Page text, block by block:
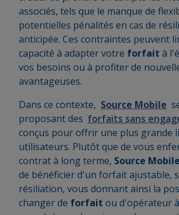
associés, tels que le manque de
potentielles pénalités en cas de
anticipée. Ces contraintes peuvent
capacité à adapter votre forfait à
vos besoins ou à profiter de
avantageuses.
Dans ce contexte, Source Mobile
proposant des forfaits sans
conçus pour offrir une plus grande
utilisateurs. Plutôt que de vous
contrat à long terme, Source Mobile
de bénéficier d'un forfait ajustable,
résiliation, vous donnant ainsi la
changer de forfait ou d'opérateur